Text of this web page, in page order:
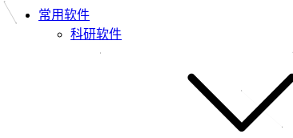
常用软件
科研软件